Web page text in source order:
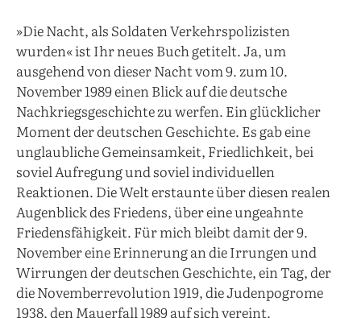
»Die Nacht, als Soldaten Verkehrspolizisten
wurden« ist Ihr neues Buch getitelt. Ja, um
ausgehend von dieser Nacht vom 9. zum 10.
November 1989 einen Blick auf die deutsche
Nachkriegsgeschichte zu werfen. Ein glücklicher
Moment der deutschen Geschichte. Es gab eine
unglaubliche Gemeinsamkeit, Friedlichkeit, bei
soviel Aufregung und soviel individuellen
Reaktionen. Die Welt erstaunte über diesen realen
Augenblick des Friedens, über eine ungeahnte
Friedensfähigkeit. Für mich bleibt damit der 9.
November eine Erinnerung an die Irrungen und
Wirrungen der deutschen Geschichte, ein Tag, der
die Novemberrevolution 1919, die Judenpogrome
1938, den Mauerfall 1989 auf sich vereint.